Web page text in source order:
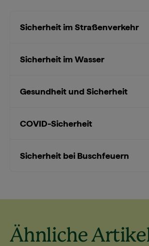
Sicherheit im Straßenverkehr
Sicherheit im Wasser
Gesundheit und Sicherheit
COVID-Sicherheit
Sicherheit bei Buschfeuern
Ähnliche